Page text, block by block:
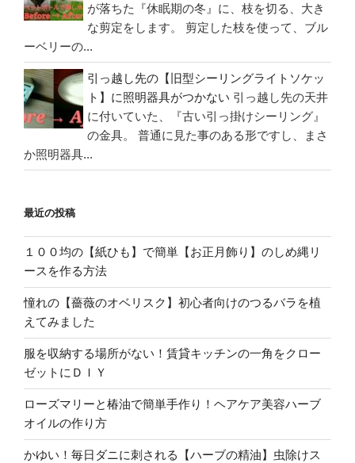
が落ちた『休眠期の冬』に、枝を切る、大き
な剪定をします。 剪定した枝を使って、ブル
ーベリーの...
引っ越し先の【旧型シーリングライトソケッ
ト】に照明器具がつかない 引っ越し先の天井
に付いていた、『古い引っ掛けシーリング』
の金具。 普通に見た事のある形ですし、まさ
か照明器具...
最近の投稿
１００均の【紙ひも】で簡単【お正月飾り】のしめ縄リ
ースを作る方法
憧れの【薔薇のオベリスク】初心者向けのつるバラを植
えてみました
服を収納する場所がない！賃貸キッチンの一角をクロー
ゼットにＤＩＹ
ローズマリーと椿油で簡単手作り！ヘアケア美容ハーブ
オイルの作り方
かゆい！毎日ダニに刺される【ハーブの精油】虫除けス